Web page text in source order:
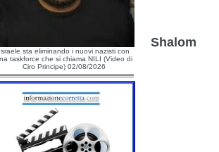
Israele sta eliminando i nuovi nazisti con
taskforce che si chiama NILI (Video di
Ciro Principe) 02/08/2026
Shalom